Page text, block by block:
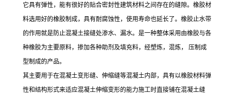
它具有弹性，能有很好的贴合密封性建筑材料之间存在的缝隙。橡胶材
料选用好的橡胶制成，具有耐腐蚀性，使用寿命也延长了。橡胶止水带
的作用就是防止混凝土接缝处渗水、漏水。是一种整体采用由橡胶与各
种橡胶为主要原料，掺加各种助剂及填充料，经塑炼，混炼， 压制成
型制成的产品。
其主要用于在混凝土变形缝、伸缩缝等混凝土内部，具有以橡胶材料弹
性和结构形式来适应混凝土伸缩变形的能力施工时直接铺在混凝土缝